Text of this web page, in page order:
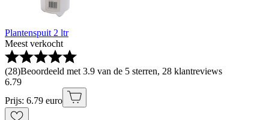
Plantenspuit 2 ltr
Meest verkocht
(28)Beoordeeld met 3.9 van de 5 sterren, 28 klantreviews
6.79
Prijs: 6.79 euro